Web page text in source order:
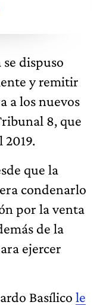
dispuso
y remitir
a los nuevos
8, que
2019.
que la
condenarlo
por la venta
de la
ejercer
Basílico le